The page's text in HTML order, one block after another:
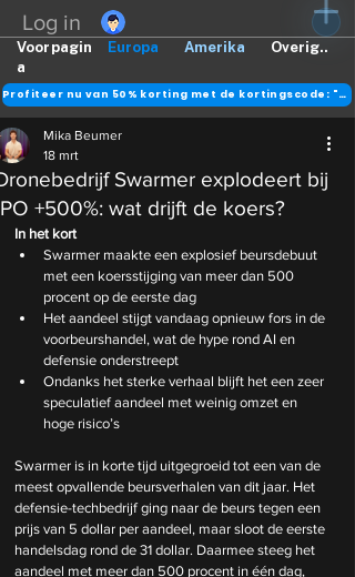
Log in
Europa Amerika Overig..
Voorpagin
a
Profiteer nu van 50% korting met de kortingscode: "DANK"
Swarmer explodeert bij
+500%: wat drijft de koers?
Mika Beumer
18 mrt
In het kort
Swarmer maakte een explosief beursdebuut
met een koersstijging van meer dan 500
procent op de eerste dag
Het aandeel stijgt vandaag opnieuw fors in de
voorbeurshandel, wat de hype rond AI en
defensie onderstreept
Ondanks het sterke verhaal blijft het een zeer
speculatief aandeel met weinig omzet en
hoge risico’s
Swarmer is in korte tijd uitgegroeid tot een van de
meest opvallende beursverhalen van dit jaar. Het
defensie-techbedrijf ging naar de beurs tegen een
prijs van 5 dollar per aandeel, maar sloot de eerste
handelsdag rond de 31 dollar. Daarmee steeg het
aandeel met meer dan 500 procent in één dag,